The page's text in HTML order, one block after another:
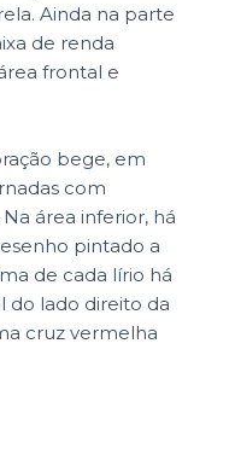
Ainda na parte
de renda
frontal e
bege, em
com
área inferior, há
pintado a
de cada lírio há
do lado direito da
cruz vermelha